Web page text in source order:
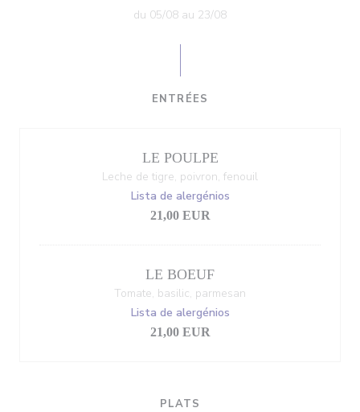
du 05/08 au 23/08
ENTRÉES
LE POULPE
Leche de tigre, poivron, fenouil
Lista de alergénios
21,00 EUR
LE BOEUF
Tomate, basilic, parmesan
Lista de alergénios
21,00 EUR
PLATS